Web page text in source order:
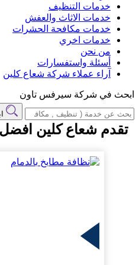
خدمات التنظيف
خدمات الاثاث والعفش
خدمات مكافحة الحشرات
خدمات اخري
من نحن
أسئلة واستفسارات
آراء عملاء شركة شعاع كلين
ابحث في شركة سيرفس تاون
تقدم شعاع كلين افضل